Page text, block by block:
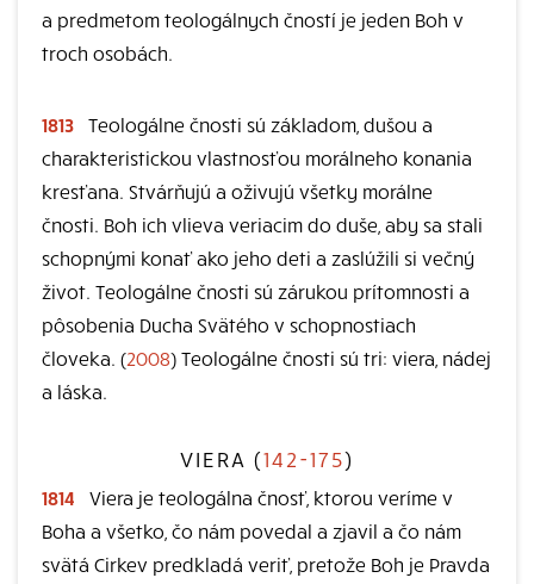
a predmetom teologálnych čností je jeden Boh v
troch osobách.
1813 Teologálne čnosti sú základom, dušou a
charakteristickou vlastnosťou morálneho konania
kresťana. Stvárňujú a oživujú všetky morálne
čnosti. Boh ich vlieva veriacim do duše, aby sa stali
schopnými konať ako jeho deti a zaslúžili si večný
život. Teologálne čnosti sú zárukou prítomnosti a
pôsobenia Ducha Svätého v schopnostiach
človeka. (2008) Teologálne čnosti sú tri: viera, nádej
a láska.
VIERA (142-175)
1814
Viera je teologálna čnosť, ktorou veríme v
Boha a všetko, čo nám povedal a zjavil a čo nám
svätá Cirkev predkladá veriť, pretože Boh je Pravda